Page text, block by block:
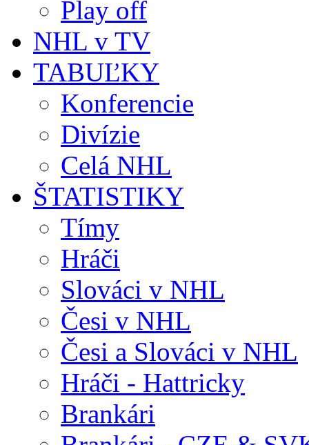
Play off
NHL v TV
TABUĽKY
Konferencie
Divízie
Celá NHL
ŠTATISTIKY
Tímy
Hráči
Slováci v NHL
Česi v NHL
Česi a Slováci v NHL
Hráči - Hattricky
Brankári